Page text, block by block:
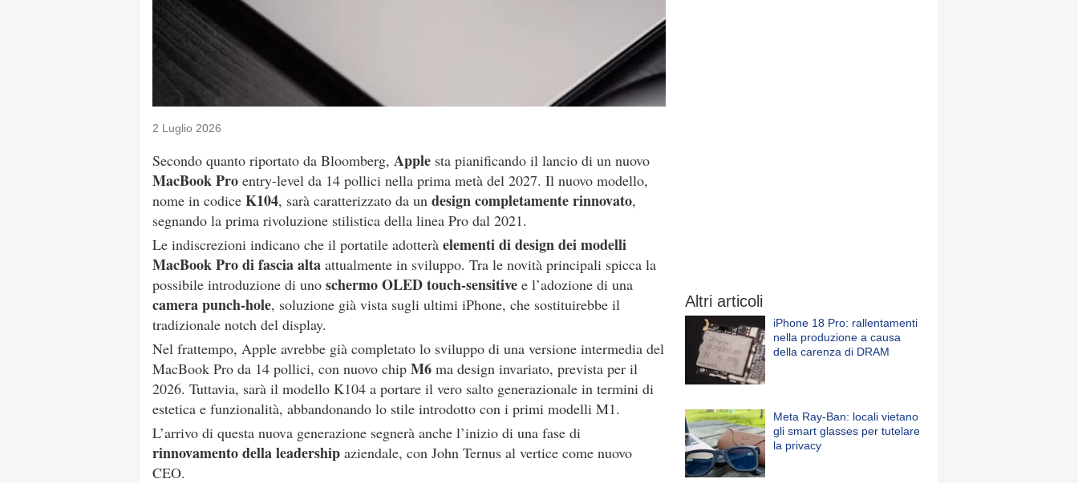
2 Luglio 2026
Secondo quanto riportato da Bloomberg, Apple sta pianificando il lancio di un nuovo
MacBook Pro entry-level da 14 pollici nella prima metà del 2027. Il nuovo modello,
nome in codice K104, sarà caratterizzato da un design completamente rinnovato,
segnando la prima rivoluzione stilistica della linea Pro dal 2021.
Le indiscrezioni indicano che il portatile adotterà elementi di design dei modelli
MacBook Pro di fascia alta attualmente in sviluppo. Tra le novità principali spicca la
possibile introduzione di uno schermo OLED touch-sensitive e l’adozione di una
camera punch-hole, soluzione già vista sugli ultimi iPhone, che sostituirebbe il
tradizionale notch del display.
Nel frattempo, Apple avrebbe già completato lo sviluppo di una versione intermedia del
MacBook Pro da 14 pollici, con nuovo chip M6 ma design invariato, prevista per il
2026. Tuttavia, sarà il modello K104 a portare il vero salto generazionale in termini di
estetica e funzionalità, abbandonando lo stile introdotto con i primi modelli M1.
L’arrivo di questa nuova generazione segnerà anche l’inizio di una fase di
rinnovamento della leadership aziendale, con John Ternus al vertice come nuovo
CEO.
Altri articoli
iPhone 18 Pro: rallentamenti
nella produzione a causa
della carenza di DRAM
Meta Ray-Ban: locali vietano
gli smart glasses per tutelare
la privacy